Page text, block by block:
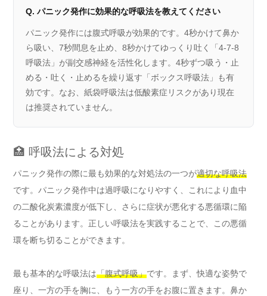
Q. パニック発作に効果的な呼吸法を教えてください
パニック発作には腹式呼吸が効果的です。4秒かけて鼻か
ら吸い、7秒間息を止め、8秒かけてゆっくり吐く「4-7-8
呼吸法」が副交感神経を活性化します。4秒ずつ吸う・止
める・吐く・止めるを繰り返す「ボックス呼吸法」も有
効です。なお、紙袋呼吸法は低酸素症リスクがあり現在
は推奨されていません。
🏥 呼吸法による対処
パニック発作の際に最も効果的な対処法の一つが適切な呼吸法
です。パニック発作中は過呼吸になりやすく、これにより血中
の二酸化炭素濃度が低下し、さらに症状が悪化する悪循環に陥
ることがあります。正しい呼吸法を実践することで、この悪循
環を断ち切ることができます。
最も基本的な呼吸法は「腹式呼吸」です。まず、快適な姿勢で
座り、一方の手を胸に、もう一方の手をお腹に置きます。鼻か